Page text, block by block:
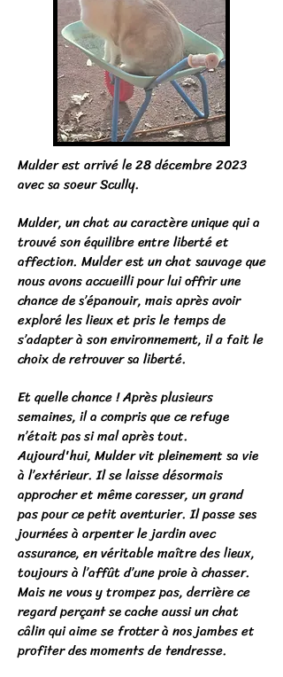
Mulder est arrivé le 28 décembre 2023
avec sa soeur Scully.
Mulder, un chat au caractère unique qui a
trouvé son équilibre entre liberté et
affection. Mulder est un chat sauvage que
nous avons accueilli pour lui offrir une
chance de s’épanouir, mais après avoir
exploré les lieux et pris le temps de
s’adapter à son environnement, il a fait le
choix de retrouver sa liberté.
Et quelle chance ! Après plusieurs
semaines, il a compris que ce refuge
n’était pas si mal après tout.
Aujourd'hui, Mulder vit pleinement sa vie
à l’extérieur. Il se laisse désormais
approcher et même caresser, un grand
pas pour ce petit aventurier. Il passe ses
journées à arpenter le jardin avec
assurance, en véritable maître des lieux,
toujours à l’affût d’une proie à chasser.
Mais ne vous y trompez pas, derrière ce
regard perçant se cache aussi un chat
câlin qui aime se frotter à nos jambes et
profiter des moments de tendresse.